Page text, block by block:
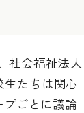
社会福祉法人
たちは関心
ごとに議論